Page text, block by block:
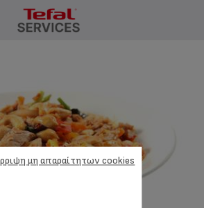
μη απαραίτητων cookies